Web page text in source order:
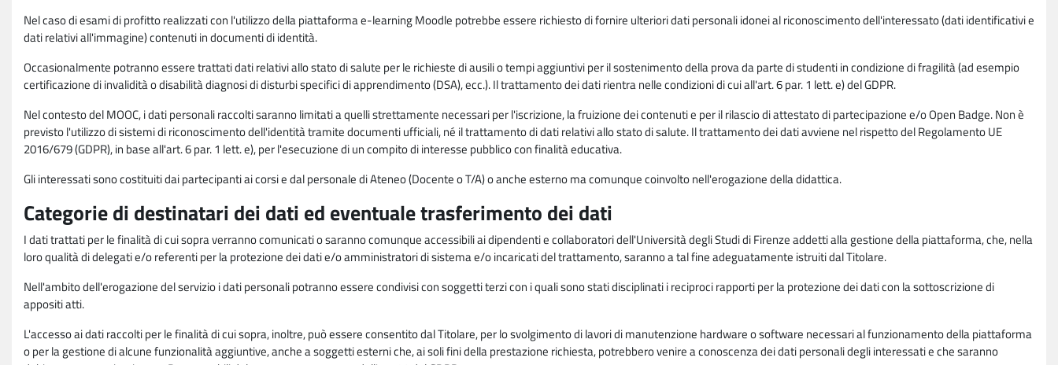
Nel caso di esami di profitto realizzati con l'utilizzo della piattaforma e-learning Moodle potrebbe essere richiesto di fornire ulteriori dati personali idonei al riconoscimento dell'interessato (dati identificativi e
dati relativi all'immagine) contenuti in documenti di identità.
Occasionalmente potranno essere trattati dati relativi allo stato di salute per le richieste di ausili o tempi aggiuntivi per il sostenimento della prova da parte di studenti in condizione di fragilità (ad esempio
certificazione di invalidità o disabilità diagnosi di disturbi specifici di apprendimento (DSA), ecc.). Il trattamento dei dati rientra nelle condizioni di cui all'art. 6 par. 1 lett. e) del GDPR.
Nel contesto del MOOC, i dati personali raccolti saranno limitati a quelli strettamente necessari per l'iscrizione, la fruizione dei contenuti e per il rilascio di attestato di partecipazione e/o Open Badge. Non è
previsto l'utilizzo di sistemi di riconoscimento dell'identità tramite documenti ufficiali, né il trattamento di dati relativi allo stato di salute. Il trattamento dei dati avviene nel rispetto del Regolamento UE
2016/679 (GDPR), in base all'art. 6 par. 1 lett. e), per l'esecuzione di un compito di interesse pubblico con finalità educativa.
Gli interessati sono costituiti dai partecipanti ai corsi e dal personale di Ateneo (Docente o T/A) o anche esterno ma comunque coinvolto nell'erogazione della didattica.
Categorie di destinatari dei dati ed eventuale trasferimento dei dati
I dati trattati per le finalità di cui sopra verranno comunicati o saranno comunque accessibili ai dipendenti e collaboratori dell'Università degli Studi di Firenze addetti alla gestione della piattaforma, che, nella
loro qualità di delegati e/o referenti per la protezione dei dati e/o amministratori di sistema e/o incaricati del trattamento, saranno a tal fine adeguatamente istruiti dal Titolare.
Nell'ambito dell'erogazione del servizio i dati personali potranno essere condivisi con soggetti terzi con i quali sono stati disciplinati i reciproci rapporti per la protezione dei dati con la sottoscrizione di
appositi atti.
L'accesso ai dati raccolti per le finalità di cui sopra, inoltre, può essere consentito dal Titolare, per lo svolgimento di lavori di manutenzione hardware o software necessari al funzionamento della piattaforma
o per la gestione di alcune funzionalità aggiuntive, anche a soggetti esterni che, ai soli fini della prestazione richiesta, potrebbero venire a conoscenza dei dati personali degli interessati e che saranno